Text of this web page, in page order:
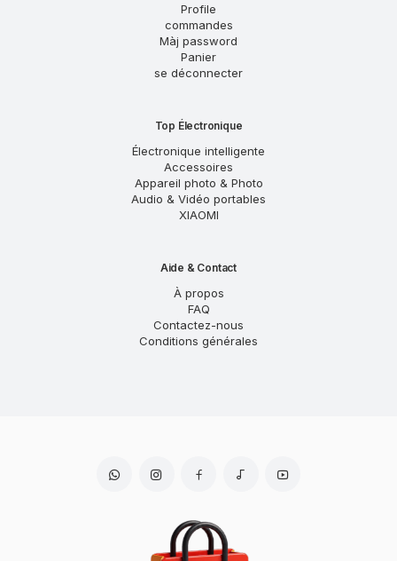
Profile
commandes
Màj password
Panier
se déconnecter
Top Électronique
Électronique intelligente
Accessoires
Appareil photo & Photo
Audio & Vidéo portables
XIAOMI
Aide & Contact
À propos
FAQ
Contactez-nous
Conditions générales